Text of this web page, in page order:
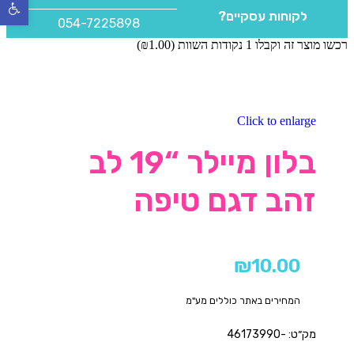
לקוחות עסקיים? 054-7225898
רכשו מוצר זה וקבלו 1 נקודות השוות ( ₪1.00
)
Click to enlarge
בלון מיילר “19 לב
זהב דגם טיפה
₪10.00
המחירים באתר כוללים מע"מ
מק״ט: -46173990
פתח